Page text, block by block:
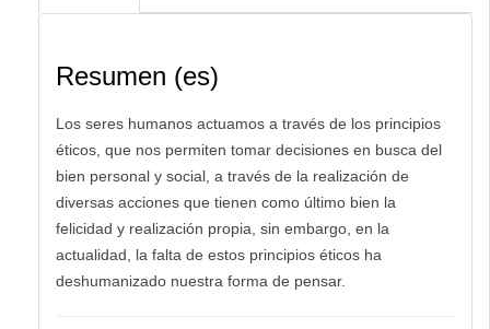
Resumen (es)
Los seres humanos actuamos a través de los principios
éticos, que nos permiten tomar decisiones en busca del
bien personal y social, a través de la realización de
diversas acciones que tienen como último bien la
felicidad y realización propia, sin embargo, en la
actualidad, la falta de estos principios éticos ha
deshumanizado nuestra forma de pensar.